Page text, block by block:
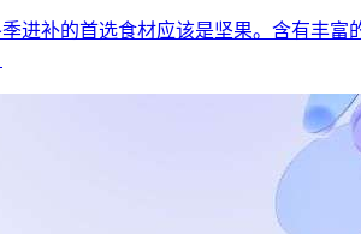
进补的首选食材应该是坚果。含有丰